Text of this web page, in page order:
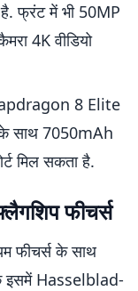
फ्रंट में भी 50MP
4K वीडियो
8 Elite
साथ 7050mAh
मिल सकता है.
फीचर्स
फीचर्स के साथ
इसमें Hasselblad-